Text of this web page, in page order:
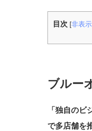
目次 [非表示
ブルー
「独自の
で多店舗を